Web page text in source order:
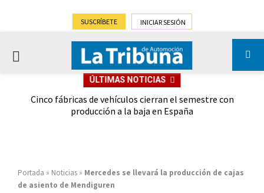
SUSCRÍBETE INICIAR SESIÓN
PRIMARY
ÚLTIMAS NOTICIAS
Cinco fábricas de vehículos cierran el semestre con
producción a la baja en España
Portada » Noticias » Mercedes se llevará la producción de cajas
de asiento de Mendiguren